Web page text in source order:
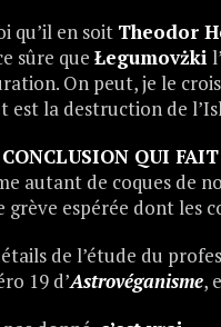
qu’il en soit Theodor
sûre que Łegumovżki
On peut, je le
est la destruction de
QUI
autant de coques de
grève espérée dont les
de l’étude du
19 d’Astrovéganisme,